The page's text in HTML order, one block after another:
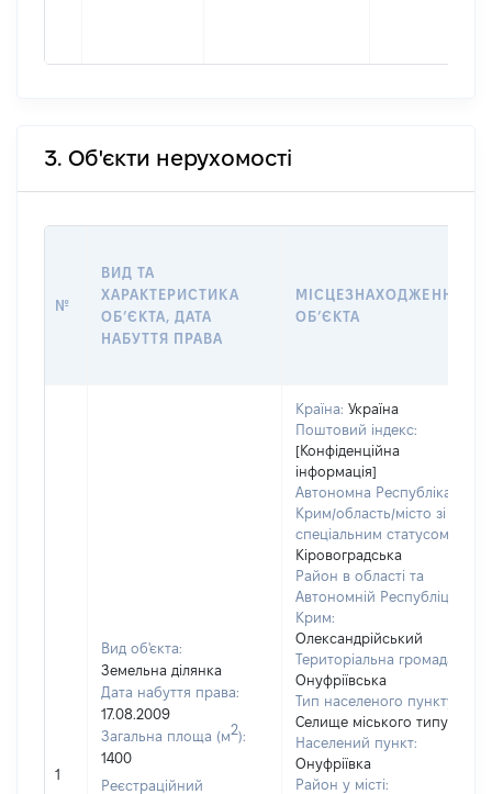
3. Об'єкти нерухомості
№
ВИД ТА
ХАРАКТЕРИСТИКА
ОБʼЄКТА, ДАТА
НАБУТТЯ ПРАВА
МІСЦЕЗНАХОДЖЕННЯ
ОБʼЄКТА
1
Вид об'єкта:
Земельна ділянка
Дата набуття права:
17.08.2009
Загальна площа (м2):
1400
Реєстраційний
Країна: Україна
Поштовий індекс:
[Конфіденційна
інформація]
Автономна Республіка
Крим/область/місто зі
спеціальним статусом:
Кіровоградська
Район в області та
Автономній Республіці
Крим:
Олександрійський
Територіальна громада:
Онуфріївська
Тип населеного пункту:
Селище міського типу
Населений пункт:
Онуфріївка
Район у місті: